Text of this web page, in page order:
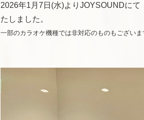
2026年1月7日(水)よりJOYSOUNDに
たしました。
一部のカラオケ機種では非対応のものもございま